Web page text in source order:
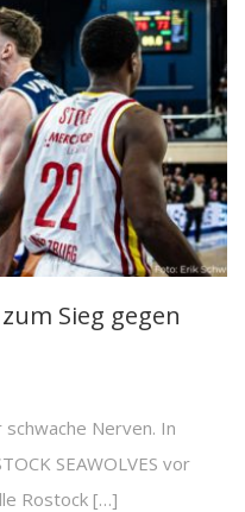
Sieg gegen
Nerven. In
SEAWOLVES vor
Rostock […]